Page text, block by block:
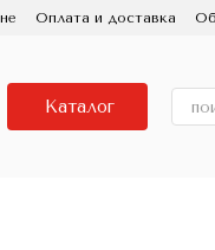
Оплата и доставка
посуд
Каталог